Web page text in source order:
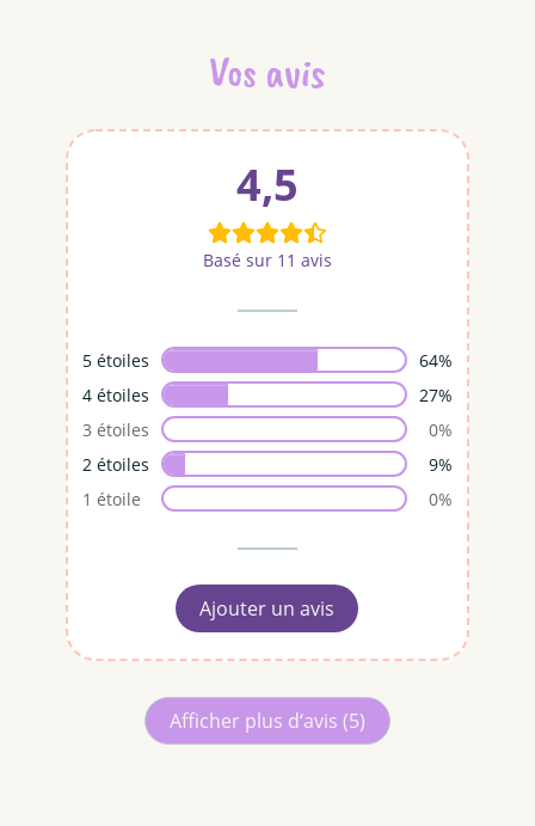
Vos avis
4,5
Basé sur 11 avis
5 étoiles
64%
4 étoiles
27%
3 étoiles
0%
2 étoiles
9%
1 étoile
0%
Ajouter un avis
Afficher plus d‘avis (5)